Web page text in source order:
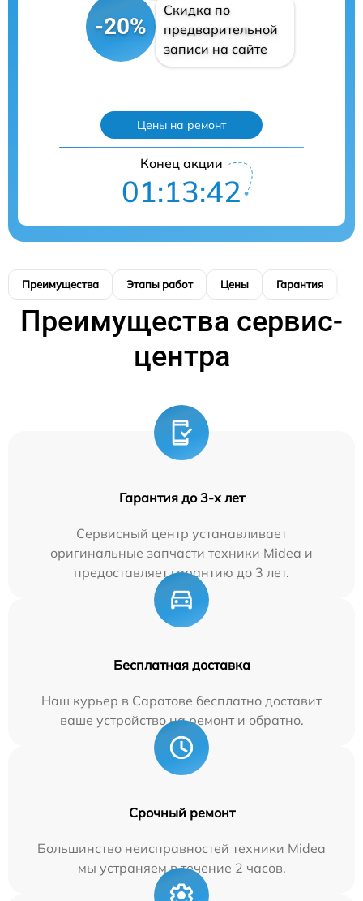
-20%
Скидка по
предварительной
записи на сайте
Цены на ремонт
Конец акции
01:13:41
Преимущества Этапы работ Цены Гарантия
Преимущества сервис-
центра
Гарантия до 3-х лет
Сервисный центр устанавливает
оригинальные запчасти техники Midea и
предоставляет гарантию до 3 лет.
Бесплатная доставка
Наш курьер в Саратове бесплатно доставит
ваше устройство на ремонт и обратно.
Срочный ремонт
Большинство неисправностей техники Midea
мы устраняем в течение 2 часов.